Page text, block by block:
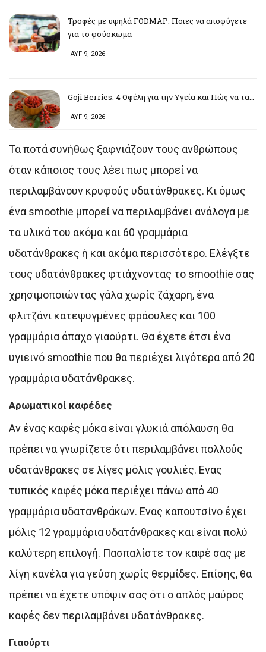
Τροφές με υψηλά FODMAP: Ποιες να αποφύγετε
για το φούσκωμα
ΑΥΓ 9, 2026
Goji Berries: 4 Οφέλη για την Υγεία και Πώς να τα…
ΑΥΓ 9, 2026
Τα ποτά συνήθως ξαφνιάζουν τους ανθρώπους
όταν κάποιος τους λέει πως μπορεί να
περιλαμβάνουν κρυφούς υδατάνθρακες. Κι όμως
ένα smoothie μπορεί να περιλαμβάνει ανάλογα με
τα υλικά του ακόμα και 60 γραμμάρια
υδατάνθρακες ή και ακόμα περισσότερο. Ελέγξτε
τους υδατάνθρακες φτιάχνοντας το smoothie σας
χρησιμοποιώντας γάλα χωρίς ζάχαρη, ένα
φλιτζάνι κατεψυγμένες φράουλες και 100
γραμμάρια άπαχο γιαούρτι. Θα έχετε έτσι ένα
υγιεινό smoothie που θα περιέχει λιγότερα από 20
γραμμάρια υδατάνθρακες.
Αρωματικοί καφέδες
Αν ένας καφές μόκα είναι γλυκιά απόλαυση θα
πρέπει να γνωρίζετε ότι περιλαμβάνει πολλούς
υδατάνθρακες σε λίγες μόλις γουλιές. Ενας
τυπικός καφές μόκα περιέχει πάνω από 40
γραμμάρια υδατανθράκων. Ενας καπουτσίνο έχει
μόλις 12 γραμμάρια υδατάνθρακες και είναι πολύ
καλύτερη επιλογή. Πασπαλίστε τον καφέ σας με
λίγη κανέλα για γεύση χωρίς θερμίδες. Επίσης, θα
πρέπει να έχετε υπόψιν σας ότι ο απλός μαύρος
καφές δεν περιλαμβάνει υδατάνθρακες.
Γιαούρτι